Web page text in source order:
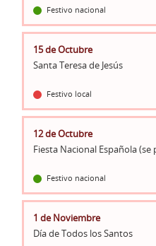
Festivo nacional
15 de Octubre
Santa Teresa de Jesús
Festivo local
12 de Octubre
Fiesta Nacional Española
Festivo nacional
1 de Noviembre
Día de Todos los Santos